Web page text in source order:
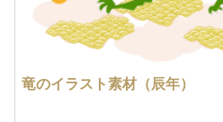
竜のイラスト素材（辰年）